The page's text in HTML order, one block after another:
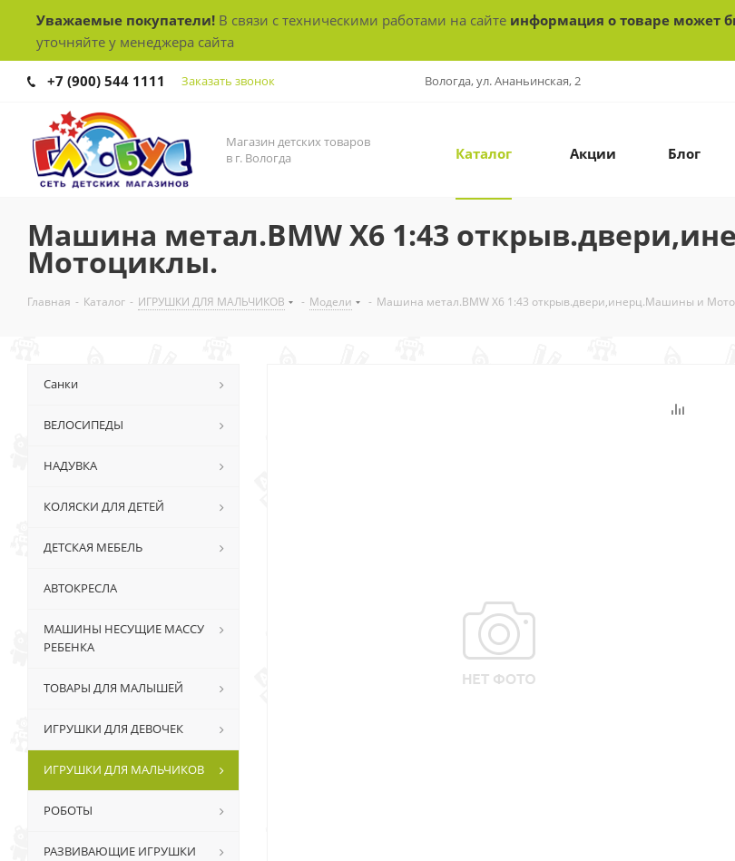
Уважаемые покупатели! В связи с техническими работами на сайте информация о товаре может
уточняйте у менеджера сайта
+7 (900) 544 1111 Заказать звонок Вологда, ул. Ананьинская, 2
Магазин детских товаров
в г. Вологда
Каталог Акции Блог
Машина метал.BMW X6 1:43
Мотоциклы.
Главная - Каталог - ИГРУШКИ ДЛЯ МАЛЬЧИКОВ - Модели - Машина метал.BMW X6 1:43 открыв.двери,инерц.Машины и
Санки
ВЕЛОСИПЕДЫ
НАДУВКА
КОЛЯСКИ ДЛЯ ДЕТЕЙ
ДЕТСКАЯ МЕБЕЛЬ
АВТОКРЕСЛА
МАШИНЫ НЕСУЩИЕ МАССУ
РЕБЕНКА
ТОВАРЫ ДЛЯ МАЛЫШЕЙ
ИГРУШКИ ДЛЯ ДЕВОЧЕК
ИГРУШКИ ДЛЯ МАЛЬЧИКОВ
РОБОТЫ
РАЗВИВАЮЩИЕ ИГРУШКИ